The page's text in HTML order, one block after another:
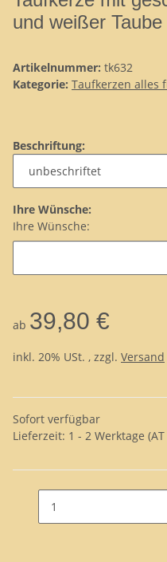
und weißer Taube
Artikelnummer: tk632
Kategorie: Taufkerzen alles
Beschriftung:
Ihre Wünsche:
Ihre Wünsche:
ab 39,80 €
inkl. 20% USt. , zzgl. Versand
Sofort verfügbar
Lieferzeit: 1 - 2 Werktage